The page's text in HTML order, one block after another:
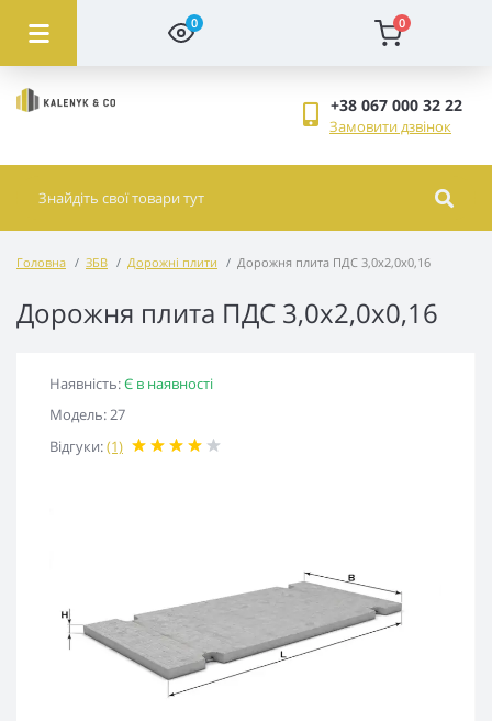
0 0
+38 067 000 32 22
Замовити дзвінок
Головна ЗБВ Дорожні плити Дорожня плита ПДС 3,0х2,0х0,16
Дорожня плита ПДС 3,0х2,0х0,16
Наявність:Є в наявності
Модель: 27
Відгуки:(1)